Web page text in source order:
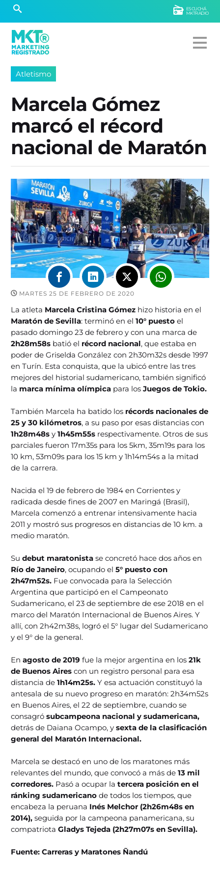
ESCUCHÁ
MKTRADIO
Atletismo
Marcela Gómez
marcó el récord
nacional de Maratón
MARTES 25 DE FEBRERO DE 2020
La atleta Marcela Cristina Gómez hizo historia en el
Maratón de Sevilla: terminó en el10° puesto el
pasado domingo 23 de febrero y con una marca de
2h28m58s batió el récord nacional, que estaba en
poder de Griselda González con 2h30m32s desde 1997
en Turín. Esta conquista, que la ubicó entre las tres
mejores del historial sudamericano, también significó
la marca mínima olímpica para losJuegos de Tokio.
También Marcela ha batido los récords nacionales de
25 y 30 kilómetros, a su paso por esas distancias con
1h28m48s y1h45m55s respectivamente. Otros de sus
parciales fueron 17m35s para los 5km, 35m19s para los
10 km, 53m09s para los 15 km y 1h14m54s a la mitad
de la carrera.
Nacida el 19 de febrero de 1984 en Corrientes y
radicada desde fines de 2007 en Maringá (Brasil),
Marcela comenzó a entrenar intensivamente hacia
2011 y mostró sus progresos en distancias de 10 km. a
medio maratón.
Sudebut maratonista se concretó hace dos años en
Río de Janeiro, ocupando el 5° puesto con
2h47m52s. Fue convocada para la Selección
Argentina que participó en el Campeonato
Sudamericano, el 23 de septiembre de ese 2018 en el
marco del Maratón Internacional de Buenos Aires. Y
allí, con 2h42m38s, logró el 5° lugar del Sudamericano
y el 9° de la general.
Enagosto de 2019 fue la mejor argentina en los21k
de Buenos Aires con un registro personal para esa
distancia de1h14m25s.Y esa actuación constituyó la
antesala de su nuevo progreso en maratón: 2h34m52s
en Buenos Aires, el 22 de septiembre, cuando se
consagrósubcampeona nacional y sudamericana,
detrás de Daiana Ocampo, ysexta de la clasificación
general del Maratón Internacional.
Marcela se destacó en uno de los maratones más
relevantes del mundo, que convocó a más de13 mil
corredores. Pasó a ocupar latercera posición en el
ránking sudamericano de todos los tiempos, que
encabeza la peruana Inés Melchor (2h26m48s en
2014), seguida por la campeona panamericana, su
compatriotaGladys Tejeda (2h27m07s en Sevilla).
Fuente: Carreras y Maratones Ñandú